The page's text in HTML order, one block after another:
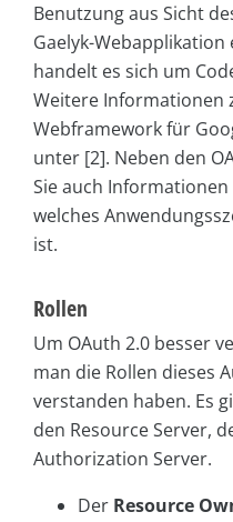
Benutzung aus Sicht
Gaelyk-
handelt es sich um
Weitere Informationen
Webframework für
unter [2]. Neben den
Sie auch
welches
ist.
Rollen
Um OAuth 2.0 besser
man die Rollen dieses
verstanden haben. Es
den Resource Server,
Authorization Server.
Der Resource